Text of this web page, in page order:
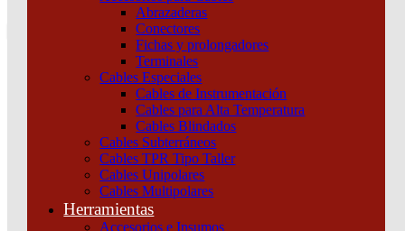
Abrazaderas
Conectores
Fichas y prolongadores
Terminales
Cables Especiales
Cables de Instrumentación
Cables para Alta Temperatura
Cables Blindados
Cables Subterráneos
Cables TPR Tipo Taller
Cables Unipolares
Cables Multipolares
Herramientas
Accesorios e Insumos
Maniobra y Protección/Dispositivos de
Termomagnéticas y diferenciales
TERMOMAGNETICO IC60N 4X40A – CURVA Schneider